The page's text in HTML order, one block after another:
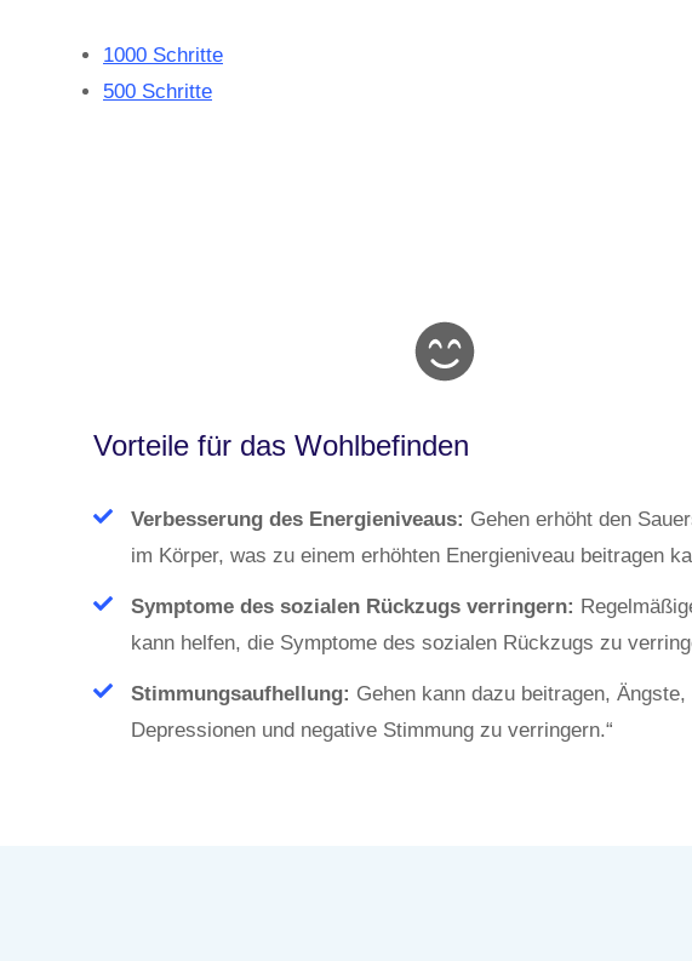
1000 Schritte
500 Schritte
Vorteile für das Wohlbefinden
Verbesserung des Energieniveaus: Gehen erhöht den
im Körper, was zu einem erhöhten Energieniveau beitragen
Symptome des sozialen Rückzugs verringern:
kann helfen, die Symptome des sozialen Rückzugs zu
Stimmungsaufhellung: Gehen kann dazu beitragen, Ängste,
Depressionen und negative Stimmung zu verringern.“